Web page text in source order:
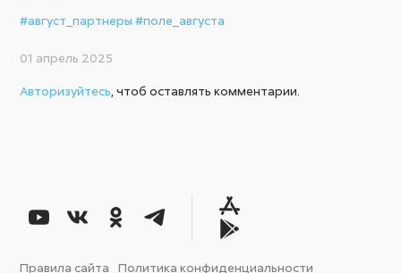
#август_партнеры#поле_августа
01 апрель 2025
Авторизуйтесь , чтоб оставлять комментарии.
Правила сайта Политика конфиденциальности